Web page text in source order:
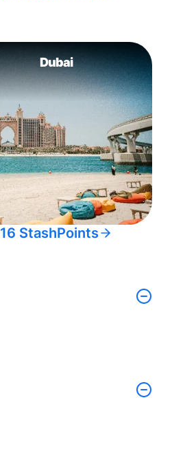
Dubai
16 StashPoints